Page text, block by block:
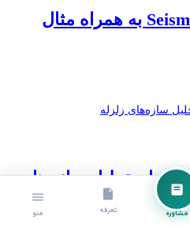
مشاوره تعرفه منو
انجام پروژه با SeismoStruct به همراه مثال
انجام پروژه با OpenSees برای تحلیل سازه‌های